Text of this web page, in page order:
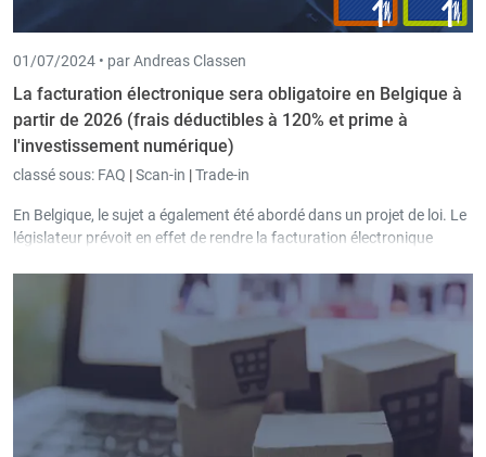
01/07/2024 • par Andreas Classen
La facturation électronique sera obligatoire en Belgique à
partir de 2026 (frais déductibles à 120% et prime à
l'investissement numérique)
classé sous: FAQ |Scan-in |Trade-in
En Belgique, le sujet a également été abordé dans un projet de loi. Le
législateur prévoit en effet de rendre la facturation électronique